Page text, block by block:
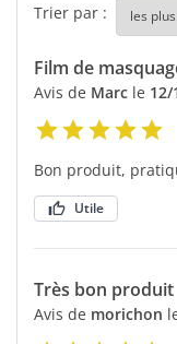
Trier par :
Film de
Avis de Marc le 12/
Bon produit,
Utile
Très bon produit
Avis de morichon